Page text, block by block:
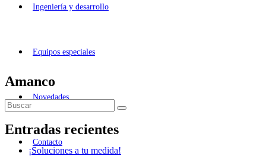
Ingeniería y desarrollo
Equipos especiales
Novedades
Contacto
Amanco
Entradas recientes
¡Soluciones a tu medida!